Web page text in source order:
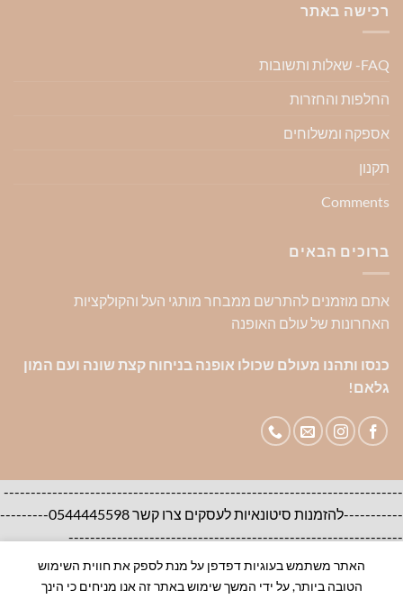
רכישה באתר
FAQ- שאלות ותשובות
החלפות והחזרות
אספקה ומשלוחים
תקנון
Comments
ברוכים הבאים
אתם מוזמנים להתרשם ממבחר מותגי העל והקולקציות
האחרונות של עולם האופנה
כנסו ותהנו מעולם שכולו אופנה בניחוח קצת שונה ועם המון
גלאם!
--------------------------------------------------------------------------
-----------להזמנות סיטונאיות לעסקים צרו קשר 0544445598---------
--------------------------------------------------------------
אודות צור קשר שאלות ותשובות
האתר משתמש בעוגיות דפדפן על מנת לספק את חווית השימוש
הטובה ביותר, על ידי המשך שימוש באתר זה אנו מניחים כי הינך